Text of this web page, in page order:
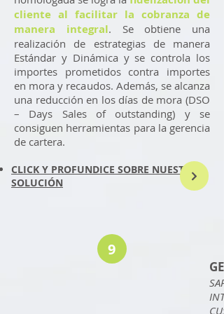
cliente al facilitar la cobranza de
manera integral. Se obtiene una
realización de estrategias de manera
Estándar y Dinámica y se controla los
importes prometidos contra importes
en mora y recaudos. Además, se alcanza
una reducción en los días de mora (DSO
– Days Sales of outstanding) y se
consiguen herramientas para la gerencia
de cartera.
CLICK Y PROFUNDICE SOBRE NUESTRA
SOLUCIÓN
9